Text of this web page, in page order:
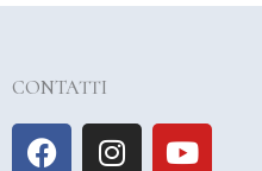
CONTATTI
F
I
Y